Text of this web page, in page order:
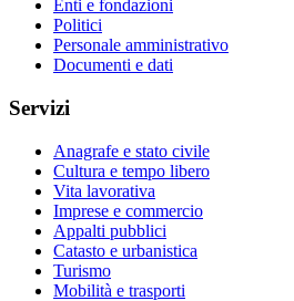
Enti e fondazioni
Politici
Personale amministrativo
Documenti e dati
Servizi
Anagrafe e stato civile
Cultura e tempo libero
Vita lavorativa
Imprese e commercio
Appalti pubblici
Catasto e urbanistica
Turismo
Mobilità e trasporti